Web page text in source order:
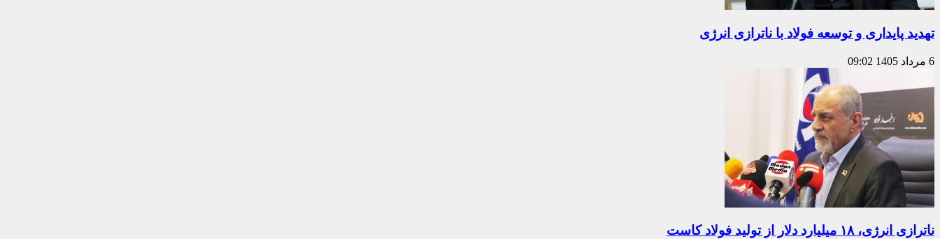
تهدید پایداری و توسعه فولاد با ناترازی انرژی
6 مرداد 1405 09:02
ناترازی انرژی، ۱۸ میلیارد دلار از تولید فولاد کاست